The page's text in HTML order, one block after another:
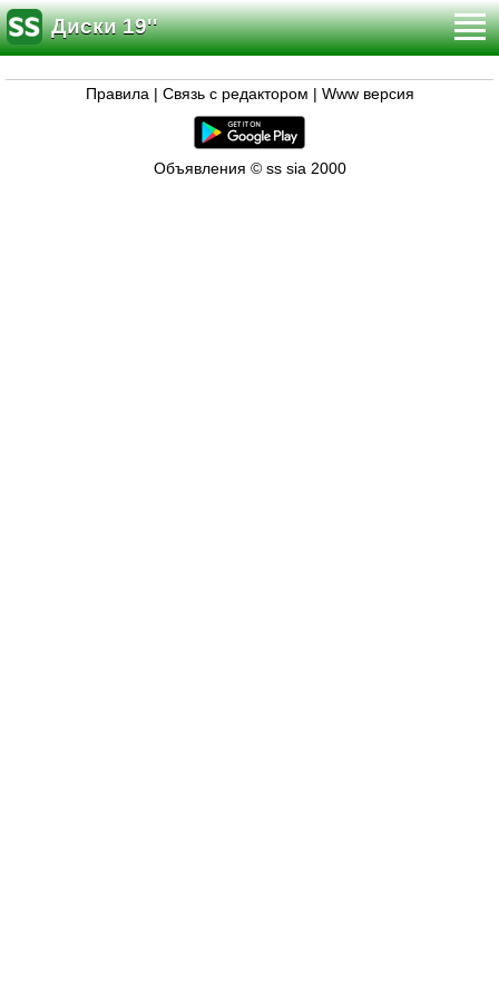
Диски 19''
Правила Связь с редактором Www версия
Объявления © ss sia 2000